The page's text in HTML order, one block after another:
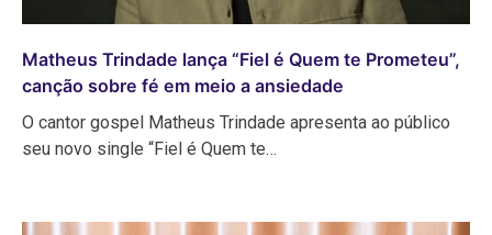
Matheus Trindade lança “Fiel é Quem te Prometeu”,
canção sobre fé em meio a ansiedade
O cantor gospel Matheus Trindade apresenta ao público
seu novo single “Fiel é Quem te…